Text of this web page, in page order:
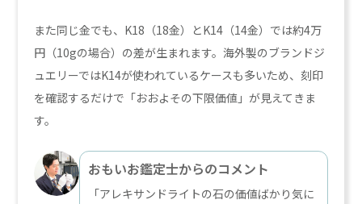
また同じ金でも、K18（18金）とK14（14金）では約4万
円（10gの場合）の差が生まれます。海外製のブランドジ
ュエリーではK14が使われているケースも多いため、刻印
を確認するだけで「おおよその下限価値」が見えてきま
す。
おもいお鑑定士からのコメント
「アレキサンドライトの石の価値ばかり気に